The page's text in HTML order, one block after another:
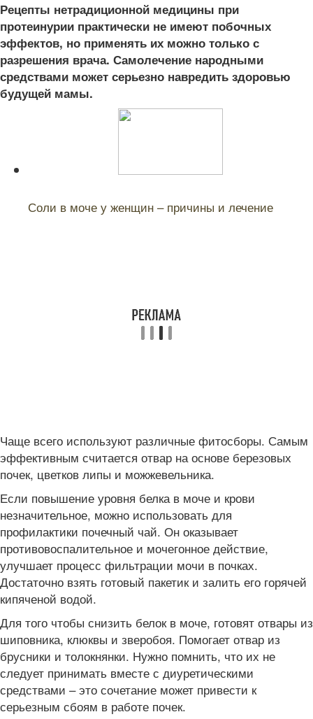
Рецепты нетрадиционной медицины при
протеинурии практически не имеют побочных
эффектов, но применять их можно только с
разрешения врача. Самолечение народными
средствами может серьезно навредить здоровью
будущей мамы.
Соли в моче у женщин – причины и лечение
Чаще всего используют различные фитосборы. Самым
эффективным считается отвар на основе березовых
почек, цветков липы и можжевельника.
Если повышение уровня белка в моче и крови
незначительное, можно использовать для
профилактики почечный чай. Он оказывает
противовоспалительное и мочегонное действие,
улучшает процесс фильтрации мочи в почках.
Достаточно взять готовый пакетик и залить его горячей
кипяченой водой.
Для того чтобы снизить белок в моче, готовят отвары из
шиповника, клюквы и зверобоя. Помогает отвар из
брусники и толокнянки. Нужно помнить, что их не
следует принимать вместе с диуретическими
средствами – это сочетание может привести к
серьезным сбоям в работе почек.